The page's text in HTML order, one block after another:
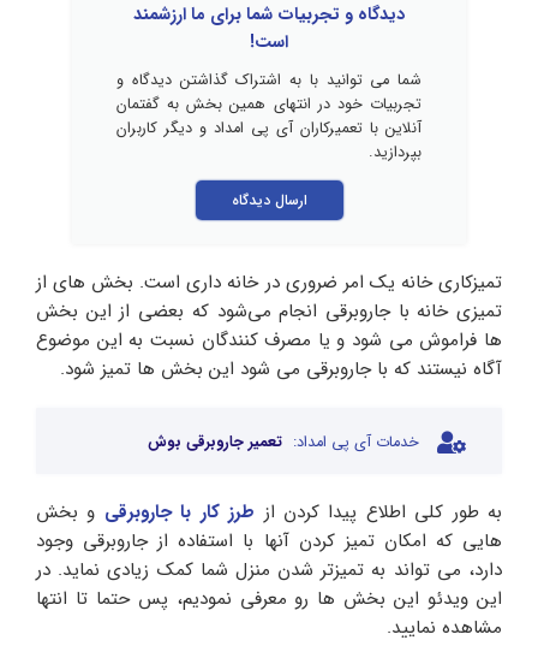
دیدگاه و تجربیات شما برای ما ارزشمند
است!
شما می توانید با به اشتراک گذاشتن دیدگاه و
تجربیات خود در انتهای همین بخش به گفتمان
آنلاین با تعمیرکاران آی پی امداد و دیگر کاربران
بپردازید.
ارسال دیدگاه
تمیزکاری خانه یک امر ضروری در خانه داری است. بخش های از
تمیزی خانه با جاروبرقی انجام می‌شود که بعضی از این بخش
ها فراموش می شود و یا مصرف کنندگان نسبت به این موضوع
آگاه نیستند که با جاروبرقی می شود این بخش ها تمیز شود.
خدمات آی پی امداد: تعمیر جاروبرقی بوش
به طور کلی اطلاع پیدا کردن از طرز کار با جاروبرقی و بخش
هایی که امکان تمیز کردن آنها با استفاده از جاروبرقی وجود
دارد، می تواند به تمیزتر شدن منزل شما کمک زیادی نماید. در
این ویدئو این بخش ها رو معرفی نمودیم، پس حتما تا انتها
مشاهده نمایید.